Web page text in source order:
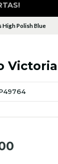
High Polish Blue